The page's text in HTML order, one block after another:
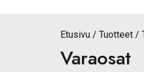
Etusivu Tuotteet
Varaosat